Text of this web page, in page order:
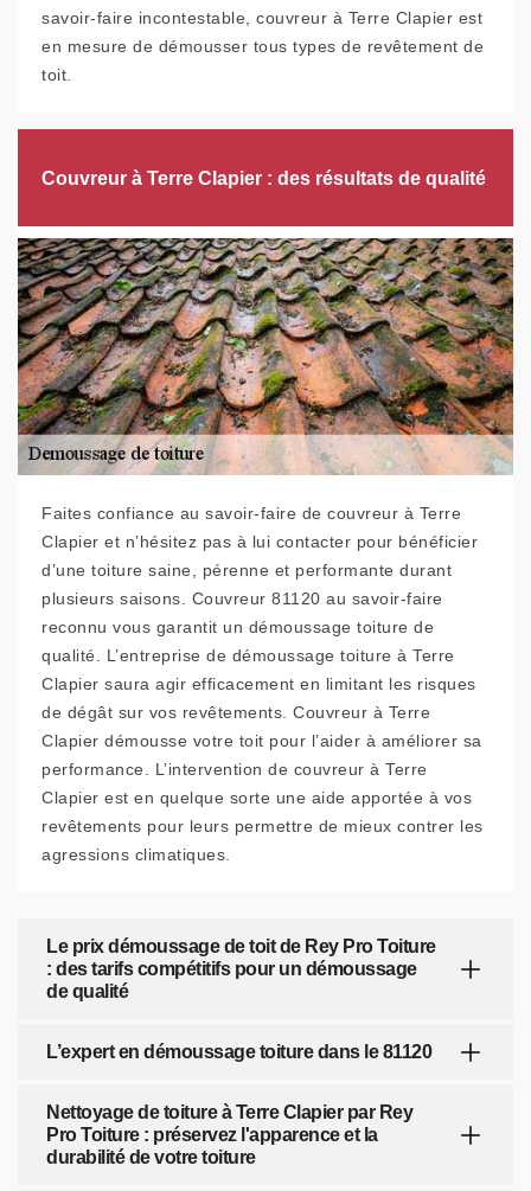
savoir-faire incontestable, couvreur à Terre Clapier est
en mesure de démousser tous types de revêtement de
toit.
Couvreur à Terre Clapier : des résultats de qualité
Faites confiance au savoir-faire de couvreur à Terre
Clapier et n’hésitez pas à lui contacter pour bénéficier
d’une toiture saine, pérenne et performante durant
plusieurs saisons. Couvreur 81120 au savoir-faire
reconnu vous garantit un démoussage toiture de
qualité. L’entreprise de démoussage toiture à Terre
Clapier saura agir efficacement en limitant les risques
de dégât sur vos revêtements. Couvreur à Terre
Clapier démousse votre toit pour l’aider à améliorer sa
performance. L’intervention de couvreur à Terre
Clapier est en quelque sorte une aide apportée à vos
revêtements pour leurs permettre de mieux contrer les
agressions climatiques.
Le prix démoussage de toit de Rey Pro Toiture
: des tarifs compétitifs pour un démoussage
de qualité
L’expert en démoussage toiture dans le 81120
Nettoyage de toiture à Terre Clapier par Rey
Pro Toiture : préservez l'apparence et la
durabilité de votre toiture